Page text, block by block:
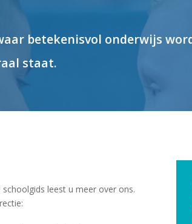
betekenisvol onderwijs
staat.
leest u meer over ons.